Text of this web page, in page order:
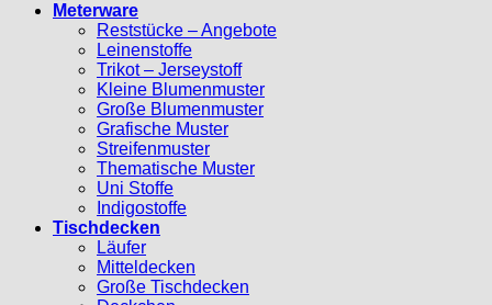
Meterware
Reststücke – Angebote
Leinenstoffe
Trikot – Jerseystoff
Kleine Blumenmuster
Große Blumenmuster
Grafische Muster
Streifenmuster
Thematische Muster
Uni Stoffe
Indigostoffe
Tischdecken
Läufer
Mitteldecken
Große Tischdecken